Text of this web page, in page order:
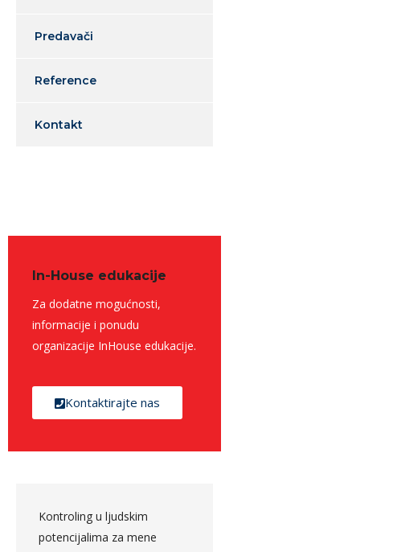
Predavači
Reference
Kontakt
In-House edukacije
Za dodatne mogućnosti,
informacije i ponudu
organizacije InHouse edukacije.
Kontaktirajte nas
Predavanje koje je održao
Nenad Trajkovski zasnovano